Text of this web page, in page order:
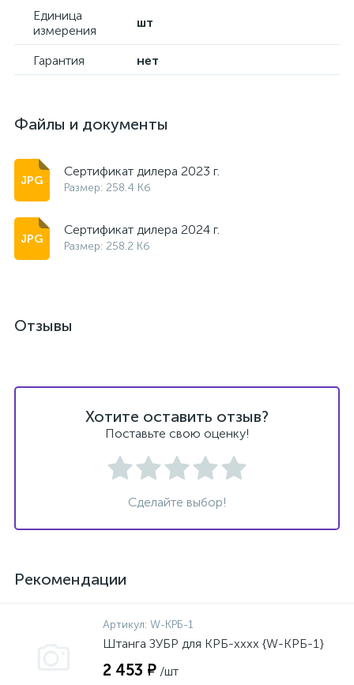
Единица
измерения
шт
Гарантия нет
Файлы и документы
Сертификат дилера 2023 г.
Размер: 258.4 Кб
Сертификат дилера 2024 г.
Размер: 258.2 Кб
Отзывы
Хотите оставить отзыв?
Поставьте свою оценку!
Сделайте выбор!
Рекомендации
Артикул: W-КРБ-1
Штанга ЗУБР для КРБ-хххх {W-КРБ-1}
2 453 ₽ /шт